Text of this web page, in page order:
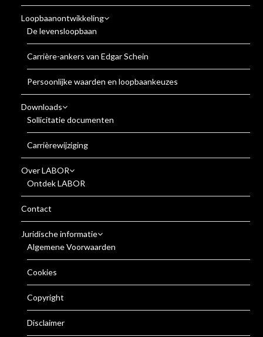
Loopbaanontwikkeling
De levensloopbaan
Carrière-ankers van Edgar Schein
Persoonlijke waarden en loopbaankeuzes
Downloads
Sollicitatie documenten
Carrièrewijziging
Over LABOR
Ontdek LABOR
Contact
Juridische informatie
Algemene Voorwaarden
Cookies
Copyright
Disclaimer